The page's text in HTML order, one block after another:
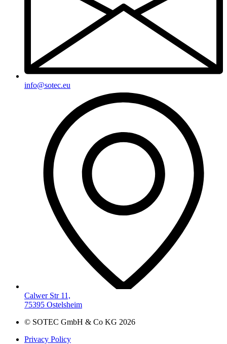
info@sotec.eu
Calwer Str 11,
75395 Ostelsheim
© SOTEC GmbH & Co KG 2026
Privacy Policy